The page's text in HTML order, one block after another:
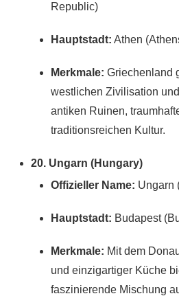
Republic)
Hauptstadt: Athen
Merkmale: Griechenland
westlichen Zivilisation
antiken Ruinen,
traditionsreichen Kultur.
20. Ungarn (Hungary)
Offizieller Name: Ungarn
Hauptstadt: Budapest
Merkmale: Mit dem
und einzigartiger Küche
faszinierende Mischung